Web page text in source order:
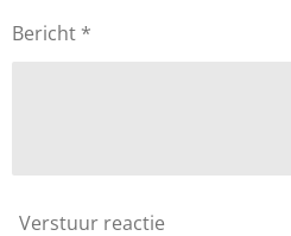
Bericht *
Verstuur reactie